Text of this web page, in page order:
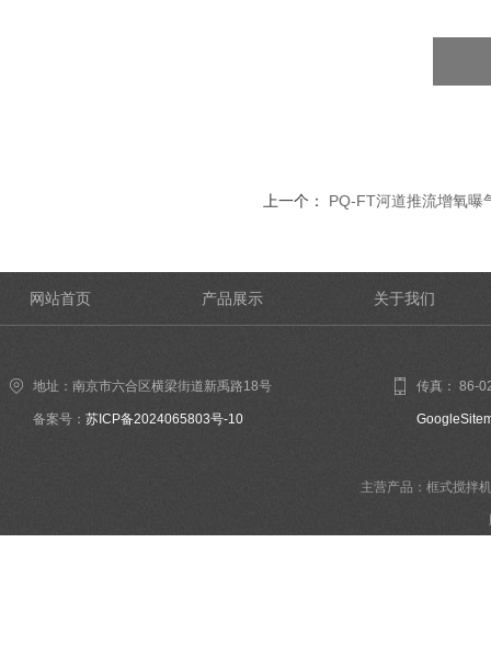
上一个： PQ-FT河道推流增氧曝
网站首页 产品展示 关于我们
地址：南京市六合区横梁街道新禹路18号
备案号： 苏ICP备2024065803号-10
传真： 86-
主营产品：框式搅拌